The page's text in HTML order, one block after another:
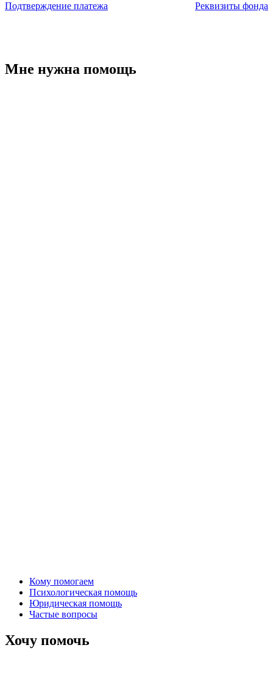
Подтверждение платежа Реквизиты фонда
Мне нужна помощь
Кому помогаем
Психологическая помощь
Юридическая помощь
Частые вопросы
Хочу помочь